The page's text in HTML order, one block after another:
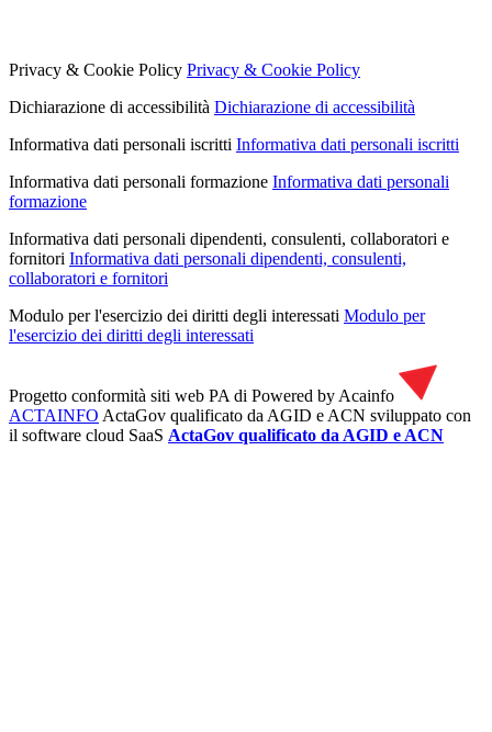
Privacy & Cookie Policy Privacy & Cookie Policy
Dichiarazione di accessibilità Dichiarazione di accessibilità
Informativa dati personali iscritti Informativa dati personali iscritti
Informativa dati personali formazione Informativa dati personali
formazione
Informativa dati personali dipendenti, consulenti, collaboratori e
fornitori Informativa dati personali dipendenti, consulenti,
collaboratori e fornitori
Modulo per l'esercizio dei diritti degli interessati Modulo per
l'esercizio dei diritti degli interessati
Progetto conformità siti web PA di Powered by Acainfo
ACTAINFO ActaGov qualificato da AGID e ACN sviluppato con
il software cloud SaaS ActaGov qualificato da AGID e ACN